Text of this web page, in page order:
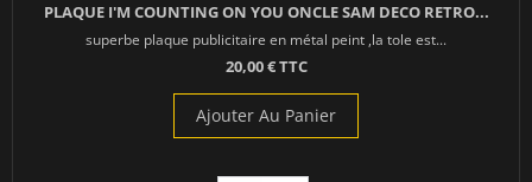
PLAQUE I'M COUNTING ON YOU ONCLE SAM DECO RETRO...
superbe plaque publicitaire en métal peint ,la tole est...
20,00 € TTC
Ajouter Au Panier